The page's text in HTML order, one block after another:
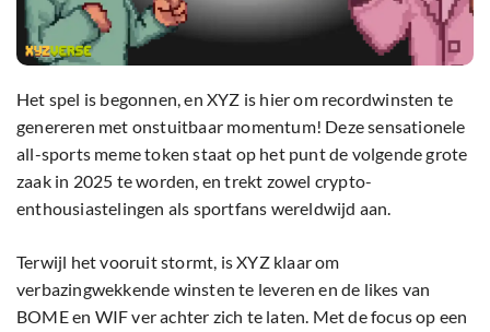
Het spel is begonnen, en XYZ is hier om recordwinsten te
genereren met onstuitbaar momentum! Deze sensationele
all-sports meme token staat op het punt de volgende grote
zaak in 2025 te worden, en trekt zowel crypto-
enthousiastelingen als sportfans wereldwijd aan.
Terwijl het vooruit stormt, is XYZ klaar om
verbazingwekkende winsten te leveren en de likes van
BOME en WIF ver achter zich te laten. Met de focus op een